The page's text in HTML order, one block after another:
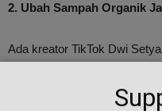
2. Ubah Sampah Organik
Ada kreator TikTok Dwi
akun @sasetyaningtyas.